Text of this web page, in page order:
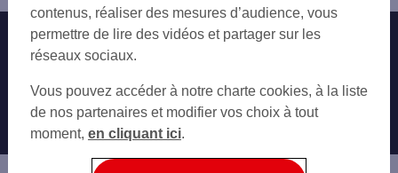
Nos engagements Nous contacter
Autres sites SG
Professionnels
Entreprises
contenus, réaliser des mesures d’audience, vous
permettre de lire des vidéos et partager sur les
réseaux sociaux.
Vous pouvez accéder à notre charte cookies, à la liste
de nos partenaires et modifier vos choix à tout
moment, en cliquant ici.